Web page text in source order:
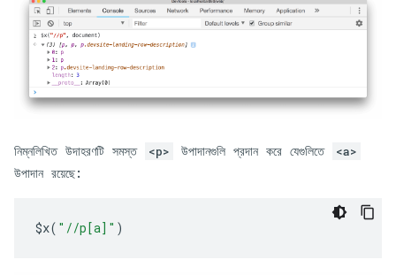
নিম্নলিখিত উদাহরণটি সমস্ত <p> উপাদানগুলি প্রদান করে যেগুলিতে <a>
উপাদান রয়েছে:
$x( "//p[a]" )